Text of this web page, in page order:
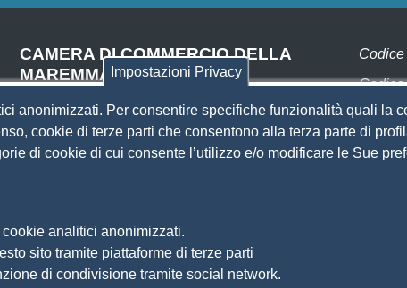
CAMERA DI COMMERCIO DELLA
MAREMMA E DEL TIRRENO
SEDE DI LIVORNO
Piazza del Municipio, 48
(ingresso da Via del Porticciolo, 1)
Via F.lli Cairoli, 10
Centralino 0564 430.111
Peccameradicommercio@pec.lg.camcom.it
Codice
Codice
Impostazioni Privacy
anonimizzati. Per consentire specifiche funzionalità quali la
cookie di terze parti che consentono alla terza parte di
di cookie di cui consente l’utilizzo e/o modificare le Sue
analitici anonimizzati.
sito tramite piattaforme di terze parti
di condivisione tramite social network.